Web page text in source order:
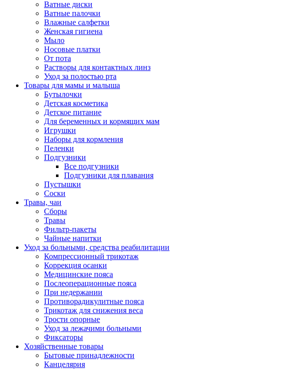
Ватные диски
Ватные палочки
Влажные салфетки
Женская гигиена
Мыло
Носовые платки
От пота
Растворы для контактных линз
Уход за полостью рта
Товары для мамы и малыша
Бутылочки
Детская косметика
Детское питание
Для беременных и кормящих мам
Игрушки
Наборы для кормления
Пеленки
Подгузники
Все подгузники
Подгузники для плавания
Пустышки
Соски
Травы, чаи
Сборы
Травы
Фильтр-пакеты
Чайные напитки
Уход за больными, средства реабилитации
Компрессионный трикотаж
Коррекция осанки
Медицинские пояса
Послеоперационные пояса
При недержании
Противорадикулитные пояса
Трикотаж для снижения веса
Трости опорные
Уход за лежачими больными
Фиксаторы
Хозяйственные товары
Бытовые принадлежности
Канцелярия